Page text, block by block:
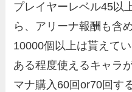
プレイヤーレベル45以
ら、アリーナ報酬も含
10000個以上は貰えてい
ある程度使えるキャラ
マナ購入60回or70回す